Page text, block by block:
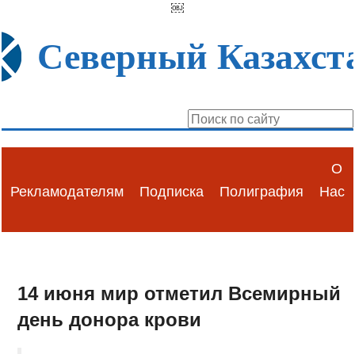
￼
Северный
Рекламодателям Подписка Полиграфия
О
Нас
14 июня мир отметил Всемирный
день донора крови